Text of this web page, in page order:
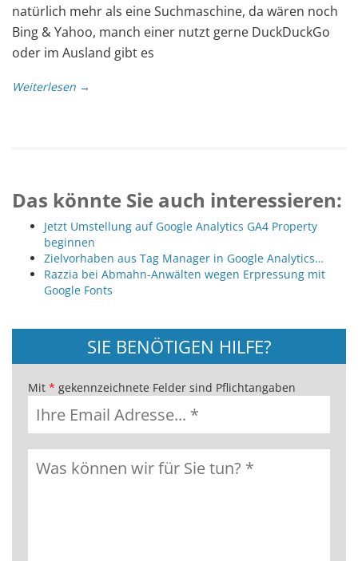
natürlich mehr als eine Suchmaschine, da wären noch
Bing & Yahoo, manch einer nutzt gerne DuckDuckGo
oder im Ausland gibt es
Weiterlesen →
Das könnte Sie auch interessieren:
Jetzt Umstellung auf Google Analytics GA4 Property
beginnen
Zielvorhaben aus Tag Manager in Google Analytics…
Razzia bei Abmahn-Anwälten wegen Erpressung mit
Google Fonts
SIE BENÖTIGEN HILFE?
Mit * gekennzeichnete Felder sind Pflichtangaben